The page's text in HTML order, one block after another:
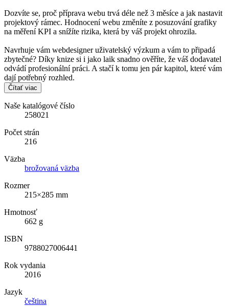
Dozvíte se, proč příprava webu trvá déle než 3 měsíce a jak nastavit
projektový rámec. Hodnocení webu změníte z posuzování grafiky
na měření KPI a snížíte rizika, která by váš projekt ohrozila.
Navrhuje vám webdesigner uživatelský výzkum a vám to připadá
zbytečné? Díky knize si i jako laik snadno ověříte, že váš dodavatel
odvádí profesionální práci. A stačí k tomu jen pár kapitol, které vám
dají potřebný rozhled.
Čítať viac
Naše katalógové číslo
258021
Počet strán
216
Väzba
brožovaná väzba
Rozmer
215×285 mm
Hmotnosť
662 g
ISBN
9788027006441
Rok vydania
2016
Jazyk
čeština